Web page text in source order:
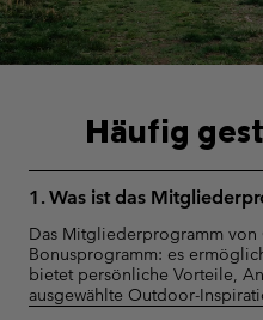
Häufig
1. Was ist das
Das Mitgliederprogramm
Bonusprogramm: es
bietet persönliche Vorteile,
ausgewählte Outdoor-